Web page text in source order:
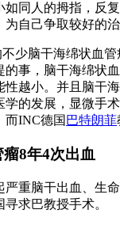
同人的拇指，反
自己争取较好的治
脑干海绵状血管
事，脑干海绵状
越小。并且脑干
学的发展，显微手
而INC德国 巴特朗菲
8年4次出血
严重脑干出血、生
求巴教授手术。